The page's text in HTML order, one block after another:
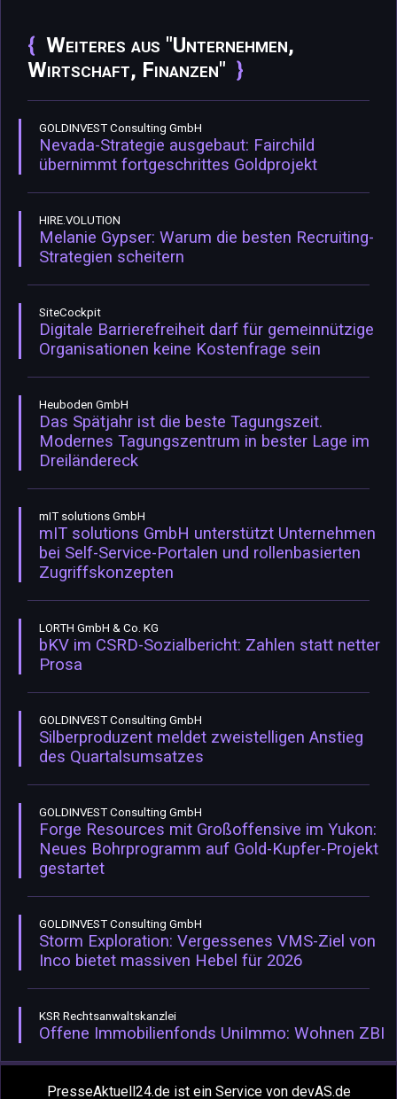
Weiteres aus "Unternehmen,
Wirtschaft, Finanzen"
GOLDINVEST Consulting GmbH
Nevada-Strategie ausgebaut: Fairchild
übernimmt fortgeschrittes Goldprojekt
HIRE.VOLUTION
Melanie Gypser: Warum die besten Recruiting-
Strategien scheitern
SiteCockpit
Digitale Barrierefreiheit darf für gemeinnützige
Organisationen keine Kostenfrage sein
Heuboden GmbH
Das Spätjahr ist die beste Tagungszeit.
Modernes Tagungszentrum in bester Lage im
Dreiländereck
mIT solutions GmbH
mIT solutions GmbH unterstützt Unternehmen
bei Self-Service-Portalen und rollenbasierten
Zugriffskonzepten
LORTH GmbH & Co. KG
bKV im CSRD-Sozialbericht: Zahlen statt netter
Prosa
GOLDINVEST Consulting GmbH
Silberproduzent meldet zweistelligen Anstieg
des Quartalsumsatzes
GOLDINVEST Consulting GmbH
Forge Resources mit Großoffensive im Yukon:
Neues Bohrprogramm auf Gold-Kupfer-Projekt
gestartet
GOLDINVEST Consulting GmbH
Storm Exploration: Vergessenes VMS-Ziel von
Inco bietet massiven Hebel für 2026
KSR Rechtsanwaltskanzlei
Offene Immobilienfonds UniImmo: Wohnen ZBI
PresseAktuell24.de ist ein Service von devAS.de